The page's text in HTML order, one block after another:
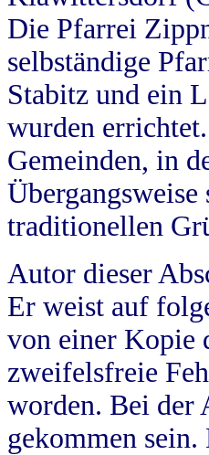
Die Pfarrei
selbständige
Stabitz und ein
wurden
Gemeinden, in
traditionellen
Autor dieser
Er weist auf
von einer Kopie
zweifelsfreie
worden. Bei der
gekommen